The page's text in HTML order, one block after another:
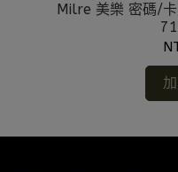
Milre 美樂 密碼/